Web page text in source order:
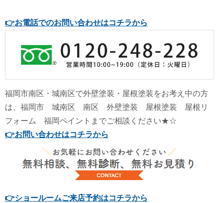
👉お電話でのお問い合わせはコチラから
福岡市南区・城南区で外壁塗装・屋根塗装をお考え中の方
は、福岡市 城南区 南区 外壁塗装 屋根塗装 屋根リ
フォーム 福岡ペイントまでご相談ください★☆
👉お問い合わせはコチラから
👉ショールームご来店予約はコチラから